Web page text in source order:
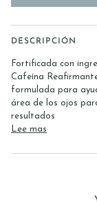
DESCRIPCIÓN
Fortificada con
Cafeína
formulada para
área de los ojos
resultados
Lee mas